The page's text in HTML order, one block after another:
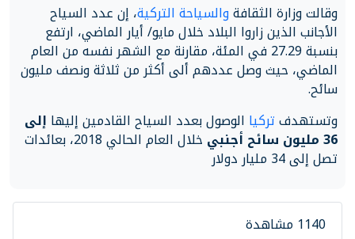
وقالت وزارة الثقافةوالسياحة التركية، إن عدد السياح
الأجانب الذين زاروا البلاد خلال مايو/ أيار الماضي، ارتفع
بنسبة 27.29 في المئة، مقارنة مع الشهر نفسه من العام
الماضي، حيث وصل عددهم ألى أكثر من ثلاثة ونصف مليون
سائح.
وتستهدفتركيا الوصول بعدد السياح القادمين إليها إلى
36 مليون سائح أجنبي خلال العام الحالي 2018، بعائدات
تصل إلى 34 مليار دولار
1140 مشاهدة